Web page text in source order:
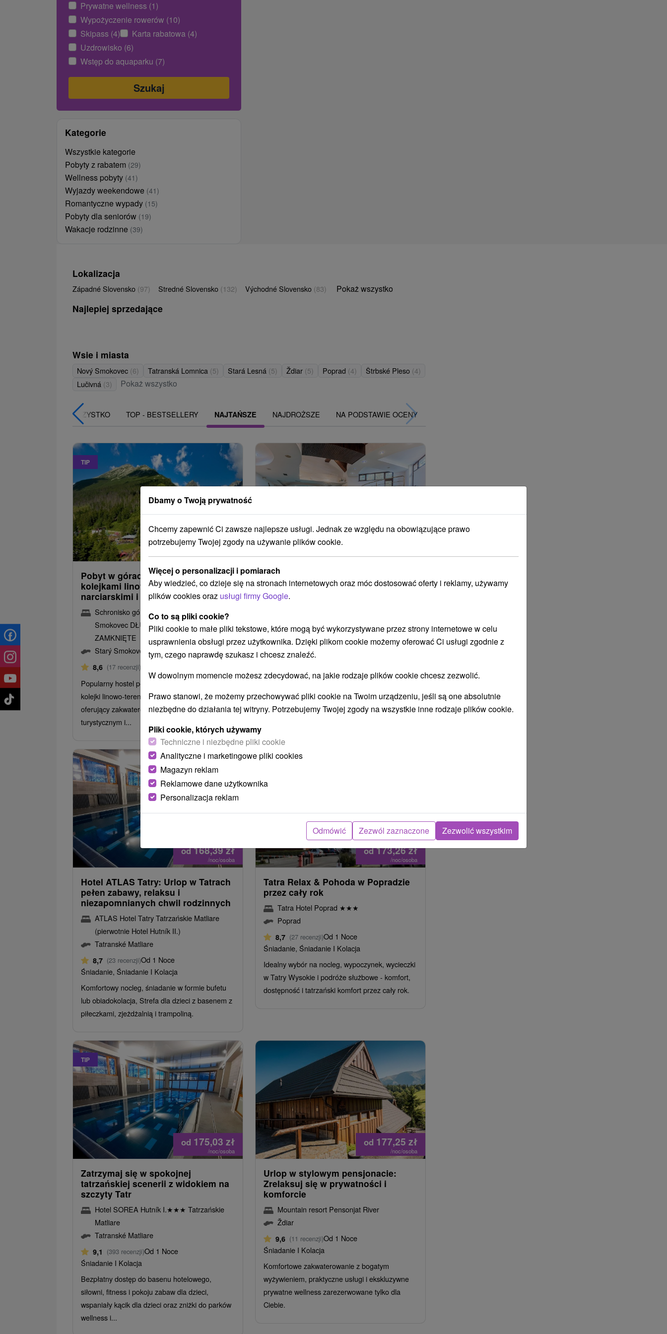
Prywatne wellness (1)
Wypożyczenie rowerów (10)
Skipass (4)
Karta rabatowa (4)
Uzdrowisko (6)
Wstęp do aquaparku (7)
Kategorie
Wszystkie kategorie
Pobyty z rabatem (29)
Wellness pobyty (41)
Wyjazdy weekendowe (41)
Romantyczne wypady (15)
Pobyty dla seniorów (19)
Wakacje rodzinne (39)
Lokalizacja
Západné Slovensko (97) Stredné Slovensko (132) Východné Slovensko (83) Pokaż wszystko
Najlepiej sprzedające
Wsie i miasta
Nový Smokovec (6) Tatranská Lomnica (5) Stará Lesná (5) Ždiar (5) Poprad (4) Štrbské Pleso (4)
Lučivná (3) Pokaż wszystko
WSZYSTKO TOP - BESTSELLERY NAJTAŃSZE NAJDROŻSZE NA PODSTAWIE OCENY
TIP
od105,46zł
Pobyt w górach na Hrebienku z
kolejkami linowymi, karnetami
narciarskimi i aquaparkami w cenie
Schronisko górskie Hrebienok Starý
Smokovec DŁUGOTERMINOWE
ZAMKNIĘTE
Starý Smokovec
8,6 (17 recenzji)
Popularny hostel położony nad górną stacją
kolejki linowo-terenowej w Starym Smokowcu,
oferujący zakwaterowanie na poziomie
turystycznym i...
Urlop w Tatrach z urokiem
włoskiego stylu i dostępem do
basenu
Nová Lesná
9,2 (97 recenzji)Od 2 NoceBez Jedzenia
Rozsmakuj się w kuchni włoskiej i posiedzieć na
letnim tarasie. Pobyt obejmuje również
bezpłatny wstęp na podgrzewany basen z
dyszami masującymi.
od168,39zł
/noc/osoba
Hotel ATLAS Tatry: Urlop w Tatrach
pełen zabawy, relaksu i
niezapomnianych chwil rodzinnych
ATLAS Hotel Tatry Tatrzańskie Matliare
(pierwotnie Hotel Hutník II.)
Tatranské Matliare
8,7 (23 recenzji)Od 1 Noce
Śniadanie, Śniadanie I Kolacja
Komfortowy nocleg, śniadanie w formie bufetu
lub obiadokolacja, Strefa dla dzieci z basenem z
piłeczkami, zjeżdżalnią i trampoliną.
od173,26zł
/noc/osoba
Tatra Relax & Pohoda w Popradzie
przez cały rok
Tatra Hotel Poprad ★★★
Poprad
8,7 (27 recenzji)Od 1 Noce
Śniadanie, Śniadanie I Kolacja
Idealny wybór na nocleg, wypoczynek, wycieczki
w Tatry Wysokie i podróże służbowe - komfort,
dostępność i tatrzański komfort przez cały rok.
TIP
od 175,03 zł
/noc/osoba
Zatrzymaj się w spokojnej
tatrzańskiej scenerii z widokiem na
szczyty Tatr
Hotel SOREA Hutník I.★★★ Tatrzańskie
Matliare
Tatranské Matliare
9,1 (393 recenzji)Od 1 Noce
Śniadanie I Kolacja
Bezpłatny dostęp do basenu hotelowego,
siłowni, fitness i pokoju zabaw dla dzieci,
wspaniały kącik dla dzieci oraz zniżki do parków
wellness i...
od 177,25 zł
/noc/osoba
Urlop w stylowym pensjonacie:
Zrelaksuj się w prywatności i
komforcie
Mountain resort Pensonjat River
Ždiar
9,6 (11 recenzji)Od 1 Noce
Śniadanie I Kolacja
Komfortowe zakwaterowanie z bogatym
wyżywieniem, praktyczne usługi i ekskluzywne
prywatne wellness zarezerwowane tylko dla
Ciebie.
Dbamy o Twoją prywatność
Chcemy zapewnić Ci zawsze najlepsze usługi. Jednak ze względu na obowiązujące prawo
potrzebujemy Twojej zgody na używanie plików cookie.
Więcej o personalizacji i pomiarach
Aby wiedzieć, co dzieje się na stronach internetowych oraz móc dostosować oferty i reklamy, używamy
plików cookies oraz usługi firmy Google.
Co to są pliki cookie?
Pliki cookie to małe pliki tekstowe, które mogą być wykorzystywane przez strony internetowe w celu
usprawnienia obsługi przez użytkownika. Dzięki plikom cookie możemy oferować Ci usługi zgodnie z
tym, czego naprawdę szukasz i chcesz znaleźć.
W dowolnym momencie możesz zdecydować, na jakie rodzaje plików cookie chcesz zezwolić.
Prawo stanowi, że możemy przechowywać pliki cookie na Twoim urządzeniu, jeśli są one absolutnie
niezbędne do działania tej witryny. Potrzebujemy Twojej zgody na wszystkie inne rodzaje plików cookie.
Pliki cookie, których używamy
Techniczne i niezbędne pliki cookie
Analityczne i marketingowe pliki cookies
Magazyn reklam
Reklamowe dane użytkownika
Personalizacja reklam
Odmówić Zezwól zaznaczone Zezwolić wszystkim